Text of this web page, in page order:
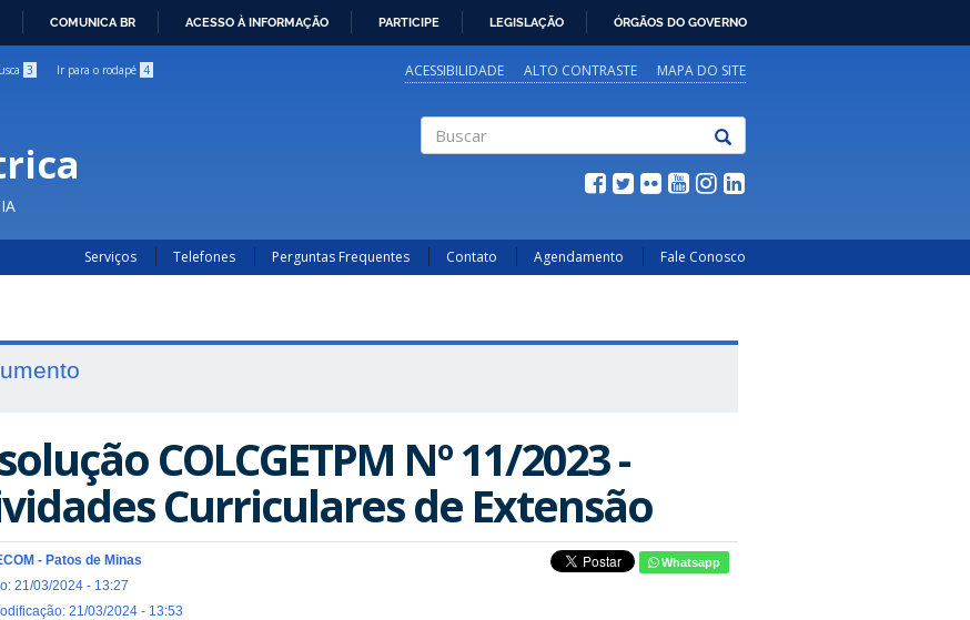
COMUNICA BR ACESSO À INFORMAÇÃO PARTICIPE LEGISLAÇÃO ÓRGÃOS DO GOVERNO
3 Ir para o rodapé 4 ACESSIBILIDADE ALTO CONTRASTE MAPA DO SITE
Serviços Telefones Perguntas Frequentes Contato Agendamento Fale Conosco
COLCGETPM Nº 11/2023 -
Curriculares de Extensão
- Patos de Minas
21/03/2024 - 13:27
21/03/2024 - 13:53
Whatsapp